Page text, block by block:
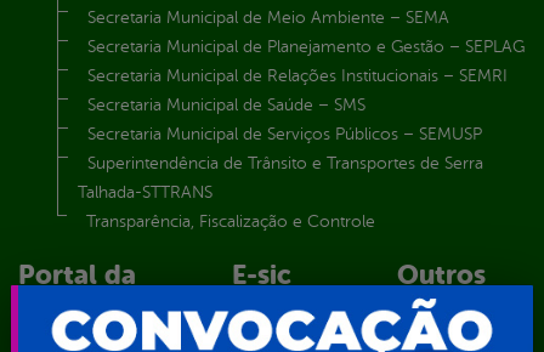
Secretaria Municipal de Meio Ambiente – SEMA
Secretaria Municipal de Planejamento e Gestão – SEPLAG
Secretaria Municipal de Relações Institucionais – SEMRI
Secretaria Municipal de Saúde – SMS
Secretaria Municipal de Serviços Públicos – SEMUSP
Superintendência de Trânsito e Transportes de Serra
Talhada-STTRANS
Transparência, Fiscalização e Controle
Portal da
Transparência
Educação
E-sic
Como
solicitar
Outros
Serviços
Carta de